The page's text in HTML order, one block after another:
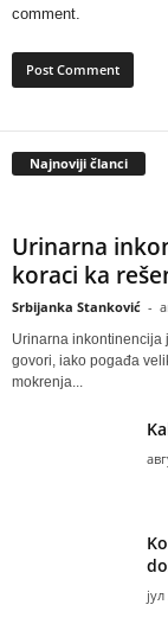
comment.
Najnoviji članci
Urinarna
koraci ka
Srbijanka Stanković -
Urinarna inkontinencija
govori, iako pogađa
mokrenja...